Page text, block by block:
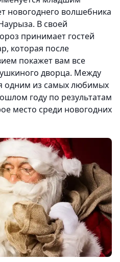
новогоднего волшебника
В своей
принимает гостей
которая после
покажет вам все
дворца. Между
одним из самых любимых
году по результатам
место среди новогодних